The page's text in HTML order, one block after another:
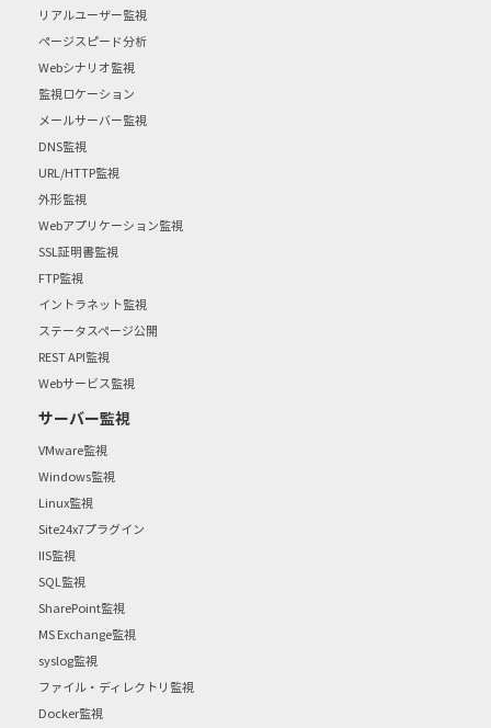
リアルユーザー監視
ページスピード分析
Webシナリオ監視
監視ロケーション
メールサーバー監視
DNS監視
URL/HTTP監視
外形監視
Webアプリケーション監視
SSL証明書監視
FTP監視
イントラネット監視
ステータスページ公開
REST API監視
Webサービス監視
サーバー監視
VMware監視
Windows監視
Linux監視
Site24x7プラグイン
IIS監視
SQL監視
SharePoint監視
MS Exchange監視
syslog監視
ファイル・ディレクトリ監視
Docker監視